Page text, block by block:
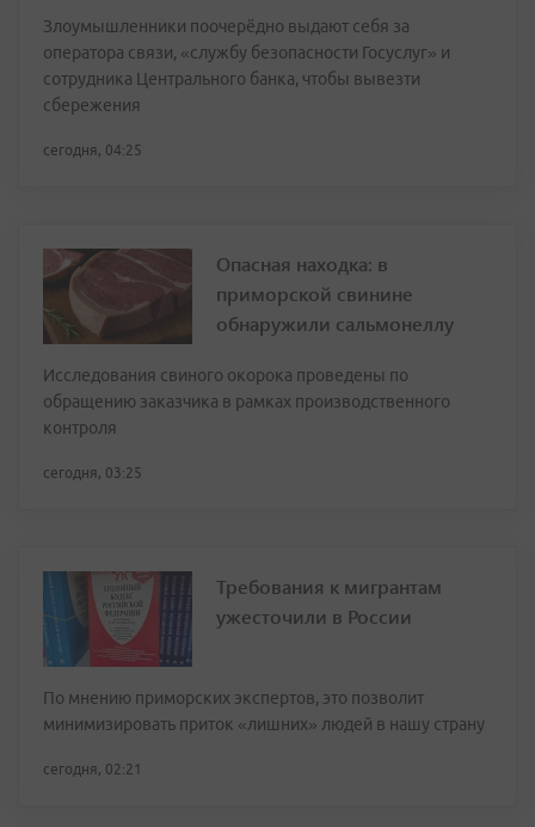
Злоумышленники поочерёдно выдают себя за
оператора связи, «службу безопасности Госуслуг» и
сотрудника Центрального банка, чтобы вывезти
сбережения
сегодня, 04:25
Опасная находка: в
приморской свинине
обнаружили сальмонеллу
Исследования свиного окорока проведены по
обращению заказчика в рамках производственного
контроля
сегодня, 03:25
Требования к мигрантам
ужесточили в России
По мнению приморских экспертов, это позволит
минимизировать приток «лишних» людей в нашу страну
сегодня, 02:21